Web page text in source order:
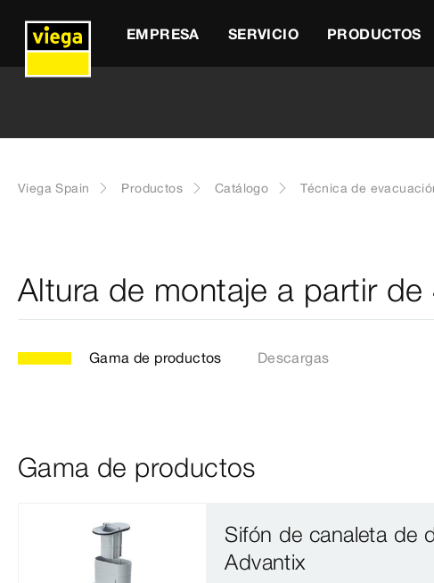
EMPRESA SERVICIO PRODUCTOS
Viega Spain Productos Catálogo Técnica de
Altura de montaje a partir de
Gama de productos Descargas
Gama de productos
Sifón de canaleta de
Advantix